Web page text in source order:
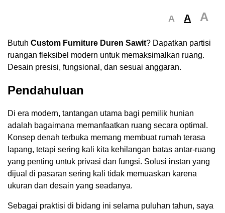
A A A
Butuh Custom Furniture Duren Sawit? Dapatkan partisi
ruangan fleksibel modern untuk memaksimalkan ruang.
Desain presisi, fungsional, dan sesuai anggaran.
Pendahuluan
Di era modern, tantangan utama bagi pemilik hunian
adalah bagaimana memanfaatkan ruang secara optimal.
Konsep denah terbuka memang membuat rumah terasa
lapang, tetapi sering kali kita kehilangan batas antar-ruang
yang penting untuk privasi dan fungsi. Solusi instan yang
dijual di pasaran sering kali tidak memuaskan karena
ukuran dan desain yang seadanya.
Sebagai praktisi di bidang ini selama puluhan tahun, saya